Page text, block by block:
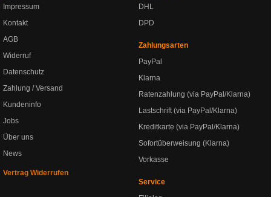
Impressum
Kontakt
AGB
Widerruf
Datenschutz
Zahlung / Versand
Kundeninfo
Jobs
Über uns
News
Vertrag Widerrufen
DHL
DPD
Zahlungsarten
PayPal
Klarna
Ratenzahlung (via PayPal/Klarna)
Lastschrift (via PayPal/Klarna)
Kreditkarte (via PayPal/Klarna)
Sofortüberweisung (Klarna)
Vorkasse
Service